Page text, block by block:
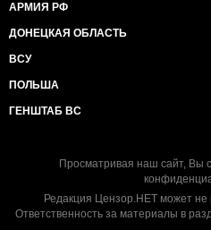
АРМИЯ РФ
ДОНЕЦКАЯ ОБЛАСТЬ
ВСУ
ПОЛЬША
ГЕНШТАБ ВС
Просматривая наш сайт, Вы
Редакция Цензор.НЕТ может не
Ответственность за материалы в